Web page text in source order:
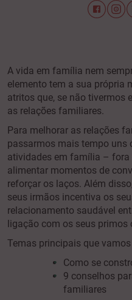
A vida em família nem
elemento tem a sua própria
atritos que, se não tivermos
as relações familiares.
Para melhorar as relações
passarmos mais tempo uns
atividades em família – fora
alimentar momentos de
reforçar os laços. Além
seus irmãos incentiva os
relacionamento saudável
ligação com os seus primos
Temas principais que
Como se
9 conselhos
familiares